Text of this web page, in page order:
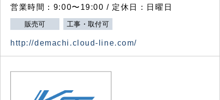
営業時間：9:00〜19:00 / 定休日：日曜日
販売可 工事・取付可
http://demachi.cloud-line.com/